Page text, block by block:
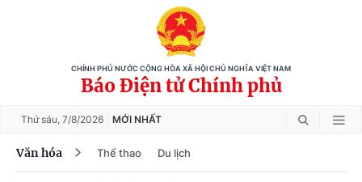
CHÍNH PHỦ NƯỚC CỘNG HÒA XÃ HỘI CHỦ NGHĨA VIỆT NAM
Báo Điện tử Chính phủ
Thứ sáu, 7/8/2026 MỚI NHẤT
Văn hóa Thể thao Du lịch